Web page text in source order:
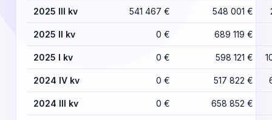
2025 III kv 541 467 € 548 001 €
2025 II kv 0 € 689 119 €
2025 I kv 0 € 598 121 €
2024 IV kv 0 € 517 822 €
2024 III kv 0 € 658 852 €